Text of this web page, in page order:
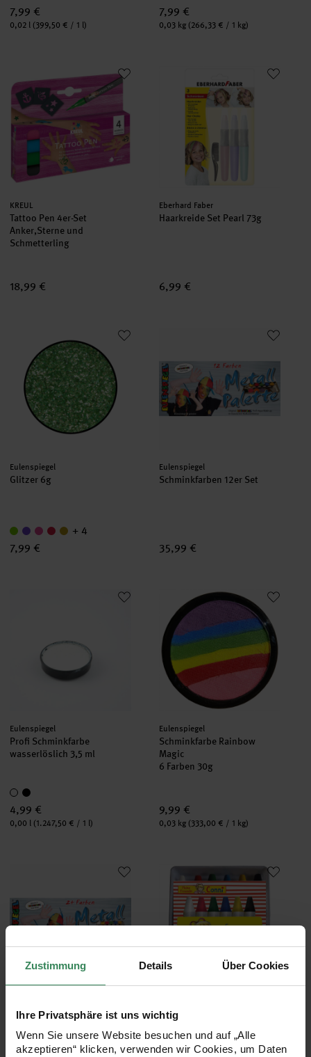
Zustimmung Details Über Cookies
Ihre Privatsphäre ist uns wichtig
Wenn Sie unsere Website besuchen und auf „Alle
akzeptieren“ klicken, verwenden wir Cookies, um Daten
7,99 €
Inhalt:
0,02 l (399,50 € / 1 l)
7,99 €
Inhalt:
0,03 kg (266,33 € / 1 kg)
Tattoo Pen 4er-Set Anker,Sterne und Schmetterling
Hersteller:
KREUL
Tattoo Pen 4er-Set
Anker,Sterne und
Schmetterling
18,99 €
Haarkreide Set Pearl 73g
Hersteller:
Eberhard Faber
Haarkreide Set Pearl 73g
6,99 €
Hersteller:
Eulenspiegel
Glitzer 6g
+ 4
7,99 €
Schminkfarben 12er Set
Hersteller:
Eulenspiegel
Schminkfarben 12er Set
35,99 €
Profi Schminkfarbe wasserlöslich 3,5 ml
Hersteller:
Eulenspiegel
Profi Schminkfarbe
wasserlöslich 3,5 ml
4,99 €
Inhalt:
0,00 l (1.247,50 € / 1 l)
Schminkfarbe Rainbow Magic
Hersteller:
Eulenspiegel
Schminkfarbe Rainbow
Magic
6 Farben 30g
9,99 €
Inhalt:
0,03 kg (333,00 € / 1 kg)
Schminkfarben 24er Set
Schminkfarben 24er Set
Schminkstifte Color-Sticks
Schminkstifte Color-Sticks
Conni 6 Stück